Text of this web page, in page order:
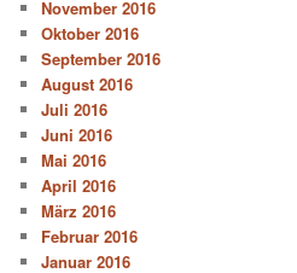
November 2016
Oktober 2016
September 2016
August 2016
Juli 2016
Juni 2016
Mai 2016
April 2016
März 2016
Februar 2016
Januar 2016